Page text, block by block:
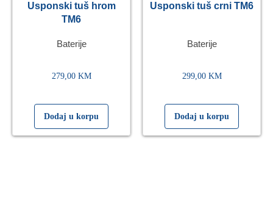
Usponski tuš hrom
TM6
Baterije
279,00 KM
Dodaj u korpu
Usponski tuš crni TM6
Baterije
299,00 KM
Dodaj u korpu